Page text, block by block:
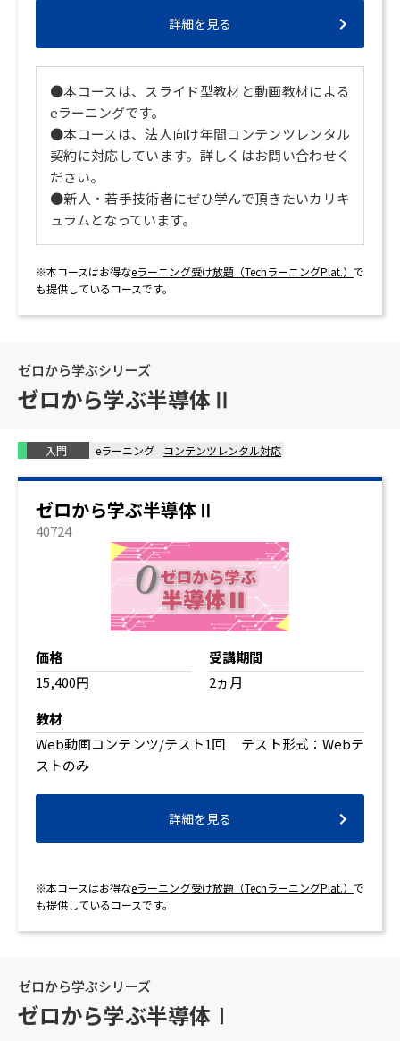
詳細を見る
●本コースは、スライド型教材と動画教材による
eラーニングです。
●本コースは、法人向け年間コンテンツレンタル
契約に対応しています。詳しくはお問い合わせく
ださい。
●新人・若手技術者にぜひ学んで頂きたいカリキ
ュラムとなっています。
※本コースはお得なeラーニング受け放題（TechラーニングPlat.）で
も提供しているコースです。
ゼロから学ぶシリーズ
ゼロから学ぶ半導体Ⅱ
入門 eラーニング コンテンツレンタル対応
ゼロから学ぶ半導体Ⅱ
40724
価格
15,400円
受講期間
2ヵ月
教材
Web動画コンテンツ/テスト1回 テスト形式：Webテ
ストのみ
詳細を見る
※本コースはお得なeラーニング受け放題（TechラーニングPlat.）で
も提供しているコースです。
ゼロから学ぶシリーズ
ゼロから学ぶ半導体Ⅰ